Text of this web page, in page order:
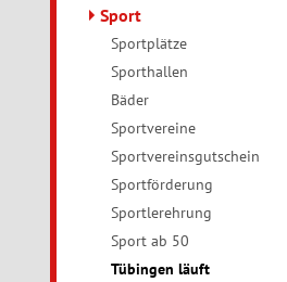
Sport
Sportplätze
Sporthallen
Bäder
Sportvereine
Sportvereinsgutschein
Sportförderung
Sportlerehrung
Sport ab 50
Tübingen läuft